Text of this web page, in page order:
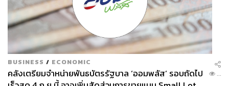
BUSINESS / ECONOMIC
คลังเตรียมจำหน่ายพันธบัตรรัฐบาล ‘ออมพลัส’ รอบถัดไป
...